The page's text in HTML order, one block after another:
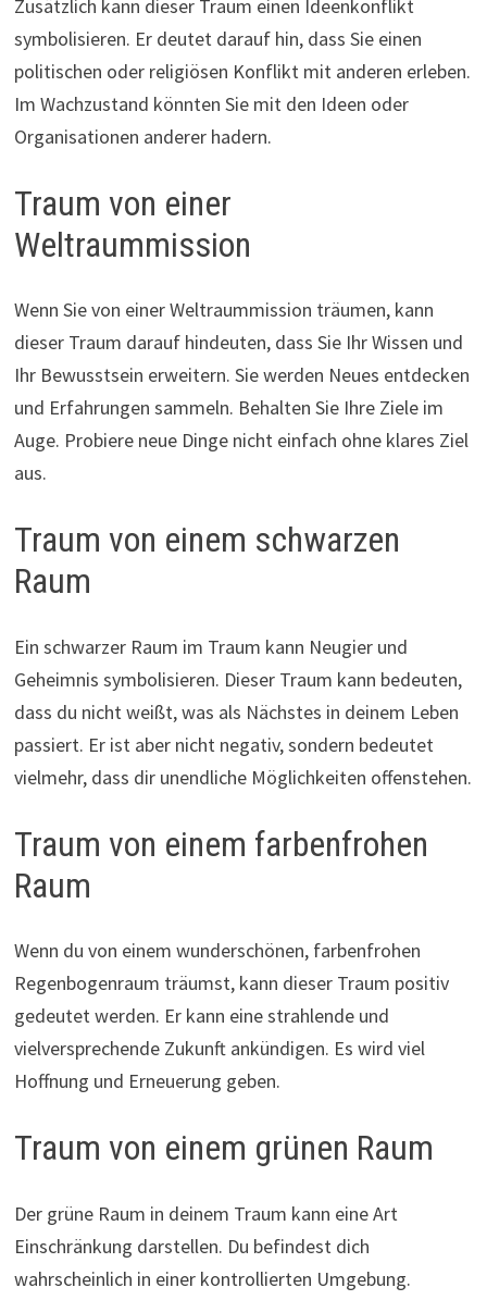
Zusätzlich kann dieser Traum einen Ideenkonflikt
symbolisieren. Er deutet darauf hin, dass Sie einen
politischen oder religiösen Konflikt mit anderen erleben.
Im Wachzustand könnten Sie mit den Ideen oder
Organisationen anderer hadern.
Traum von einer
Weltraummission
Wenn Sie von einer Weltraummission träumen, kann
dieser Traum darauf hindeuten, dass Sie Ihr Wissen und
Ihr Bewusstsein erweitern. Sie werden Neues entdecken
und Erfahrungen sammeln. Behalten Sie Ihre Ziele im
Auge. Probiere neue Dinge nicht einfach ohne klares Ziel
aus.
Traum von einem schwarzen
Raum
Ein schwarzer Raum im Traum kann Neugier und
Geheimnis symbolisieren. Dieser Traum kann bedeuten,
dass du nicht weißt, was als Nächstes in deinem Leben
passiert. Er ist aber nicht negativ, sondern bedeutet
vielmehr, dass dir unendliche Möglichkeiten offenstehen.
Traum von einem farbenfrohen
Raum
Wenn du von einem wunderschönen, farbenfrohen
Regenbogenraum träumst, kann dieser Traum positiv
gedeutet werden. Er kann eine strahlende und
vielversprechende Zukunft ankündigen. Es wird viel
Hoffnung und Erneuerung geben.
Traum von einem grünen Raum
Der grüne Raum in deinem Traum kann eine Art
Einschränkung darstellen. Du befindest dich
wahrscheinlich in einer kontrollierten Umgebung.